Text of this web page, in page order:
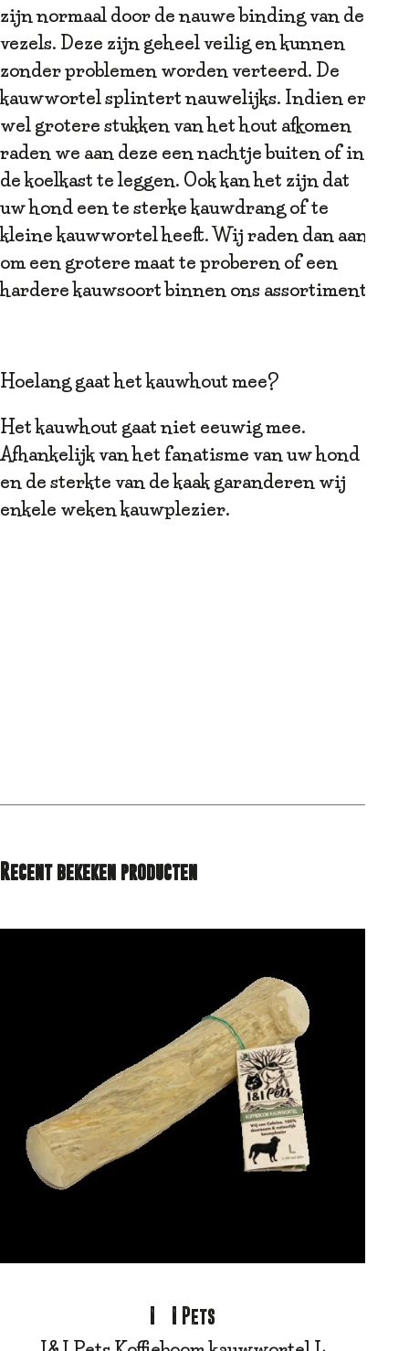
zijn normaal door de nauwe binding van de
vezels. Deze zijn geheel veilig en kunnen
zonder problemen worden verteerd. De
kauwwortel splintert nauwelijks. Indien er
wel grotere stukken van het hout afkomen
raden we aan deze een nachtje buiten of in
de koelkast te leggen. Ook kan het zijn dat
uw hond een te sterke kauwdrang of te
kleine kauwwortel heeft. Wij raden dan aan
om een grotere maat te proberen of een
hardere kauwsoort binnen ons assortiment.
Hoelang gaat het kauwhout mee?
Het kauwhout gaat niet eeuwig mee.
Afhankelijk van het fanatisme van uw hond
en de sterkte van de kaak garanderen wij
enkele weken kauwplezier.
Recent bekeken producten
I&I Pets